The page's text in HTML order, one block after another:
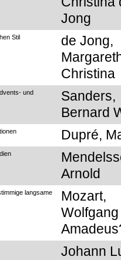
Jong
Stil
de Jong,
Christina
und
Sanders,
Bernard
Dupré,
Arnold
langsame
Mozart,
Wolfgang
Johann